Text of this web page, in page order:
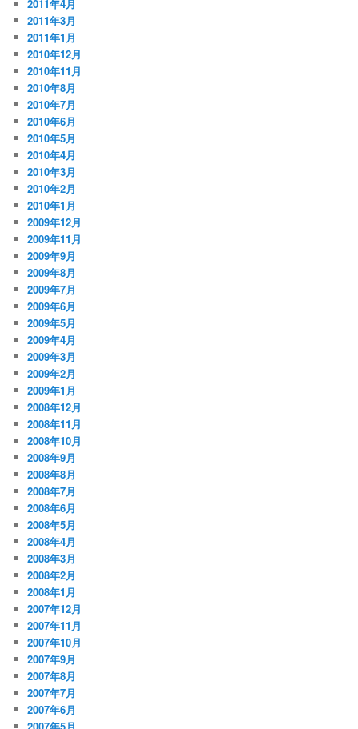
2011年4月
2011年3月
2011年1月
2010年12月
2010年11月
2010年8月
2010年7月
2010年6月
2010年5月
2010年4月
2010年3月
2010年2月
2010年1月
2009年12月
2009年11月
2009年9月
2009年8月
2009年7月
2009年6月
2009年5月
2009年4月
2009年3月
2009年2月
2009年1月
2008年12月
2008年11月
2008年10月
2008年9月
2008年8月
2008年7月
2008年6月
2008年5月
2008年4月
2008年3月
2008年2月
2008年1月
2007年12月
2007年11月
2007年10月
2007年9月
2007年8月
2007年7月
2007年6月
2007年5月